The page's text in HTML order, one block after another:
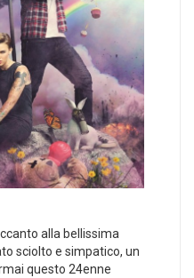
alla bellissima
sciolto e simpatico, un
questo 24enne